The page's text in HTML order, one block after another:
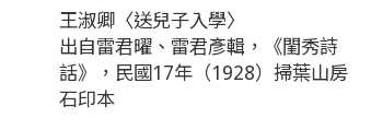
王淑卿〈送兒子入學〉
出自雷君曜、雷君彥輯，《閨秀詩
話》，民國17年（1928）掃葉山房
石印本